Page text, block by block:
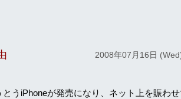
2008年07月16日
うiPhоnеが発売になり、ネット上を賑わせ